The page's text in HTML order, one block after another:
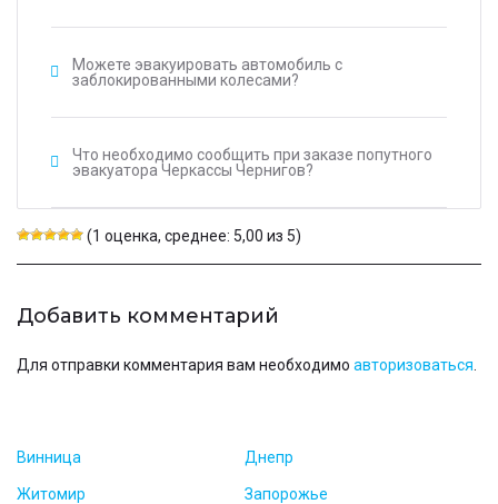
Винница Днепр
Житомир Запорожье
Можете эвакуировать автомобиль с
заблокированными колесами?
Что необходимо сообщить при заказе попутного
эвакуатора Черкассы Чернигов?
(1 оценка, среднее: 5,00 из 5)
Добавить комментарий
Для отправки комментария вам необходимо авторизоваться